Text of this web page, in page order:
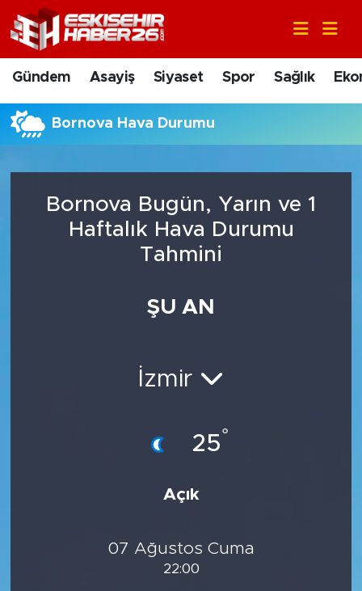
Gündem Asayiş Siyaset Spor Sağlık
Bornova Hava Durumu
Bornova Bugün, Yarın ve 1
Haftalık Hava Durumu
Tahmini
ŞU AN
İzmir
25°
Açık
07 Ağustos Cuma
22:00
Gündem
Asayiş
Siyaset
Sağlık
Nöbetçi Eczaneler
Hava Durumu
Trafik Durumu
Tüm Manşetler